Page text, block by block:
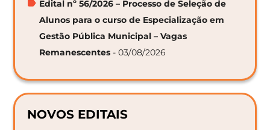
Edital nº 56/2026 – Processo de Seleção de
Alunos para o curso de Especialização em
Gestão Pública Municipal – Vagas
Remanescentes - 03/08/2026
NOVOS EDITAIS